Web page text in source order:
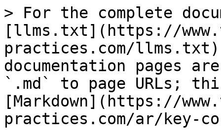
> For the complete
[llms.txt](https://
practices.com/
documentation pages
`.md` to page URLs;
[Markdown](https://
practices.com/ar/key-